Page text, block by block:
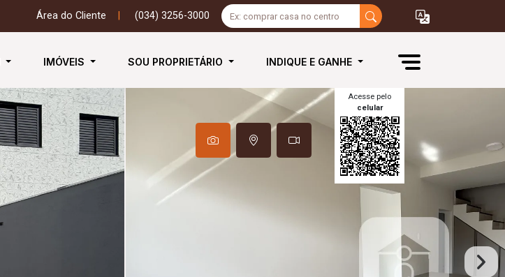
Área do Cliente (034) 3256-3000
IMÓVEIS SOU PROPRIETÁRIO INDIQUE E GANHE
Acesse pelo
celular